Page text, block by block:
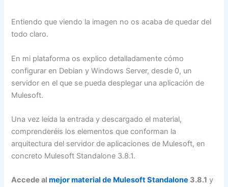
Entiendo que viendo la imagen no os acaba de quedar del
todo claro.
En mi plataforma os explico detalladamente cómo
configurar en Debian y Windows Server, desde 0, un
servidor en el que se pueda desplegar una aplicación de
Mulesoft.
Una vez leída la entrada y descargado el material,
comprenderéis los elementos que conforman la
arquitectura del servidor de aplicaciones de Mulesoft, en
concreto Mulesoft Standalone 3.8.1.
Accede almejor material de Mulesoft Standalone 3.8.1 y